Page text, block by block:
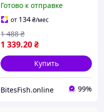
Готово к отправке
от 134₴/мес
1 339.20₴
1 488 ₴
Купить
BitesFish.online 99%